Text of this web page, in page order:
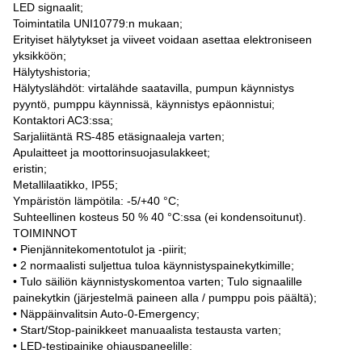
LED signaalit;
Toimintatila UNI10779:n mukaan;
Erityiset hälytykset ja viiveet voidaan asettaa elektroniseen
yksikköön;
Hälytyshistoria;
Hälytyslähdöt: virtalähde saatavilla, pumpun käynnistys
pyyntö, pumppu käynnissä, käynnistys epäonnistui;
Kontaktori AC3:ssa;
Sarjaliitäntä RS-485 etäsignaaleja varten;
Apulaitteet ja moottorinsuojasulakkeet;
eristin;
Metallilaatikko, IP55;
Ympäristön lämpötila: -5/+40 °C;
Suhteellinen kosteus 50 % 40 °C:ssa (ei kondensoitunut).
TOIMINNOT
• Pienjännitekomentotulot ja -piirit;
• 2 normaalisti suljettua tuloa käynnistyspainekytkimille;
• Tulo säiliön käynnistyskomentoa varten; Tulo signaalille
painekytkin (järjestelmä paineen alla / pumppu pois päältä);
• Näppäinvalitsin Auto-0-Emergency;
• Start/Stop-painikkeet manuaalista testausta varten;
• LED-testipainike ohjauspaneelille;